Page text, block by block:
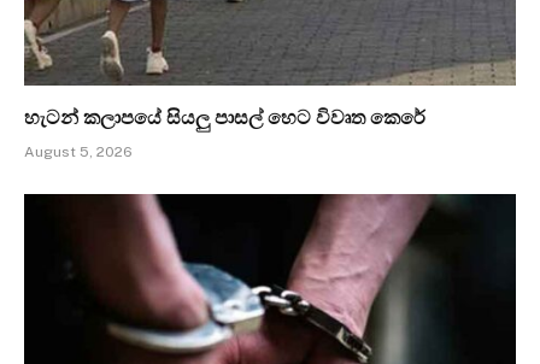
හැටන් කලාපයේ සියලු පාසල් හෙට විවෘත කෙරේ
August 5, 2026